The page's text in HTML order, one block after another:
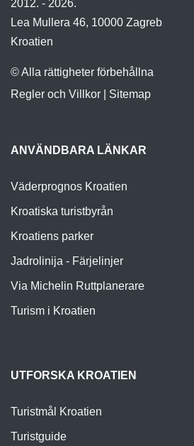
2012. - 2026.
Lea Mullera 46, 10000 Zagreb
Kroatien
© Alla rättigheter förbehållna
Regler och Villkor
Sitemap
ANVÄNDBARA LÄNKAR
Väderprognos Kroatien
Kroatiska turistbyrån
Kroatiens parker
Jadrolinija - Färjelinjer
Via Michelin Ruttplanerare
Turism i Kroatien
UTFORSKA KROATIEN
Turistmål Kroatien
Turistguide